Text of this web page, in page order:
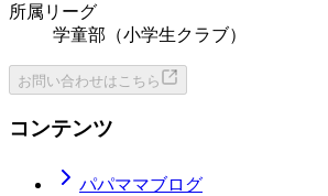
所属リーグ
学童部（小学生クラブ）
お問い合わせはこちら
コンテンツ
パパママブログ